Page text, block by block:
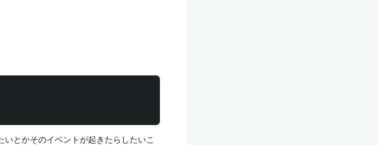
とかそのイベントが起きたらしたいこ